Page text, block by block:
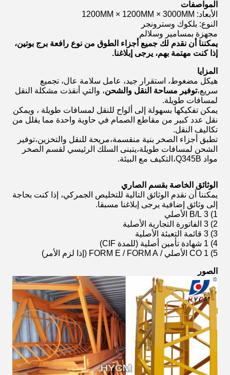
المواصفات
الأبعاد: 1200MM × 1200MM × 3000MM
النوع: بلكوك وسترونجر
مجهزة بمسامير وسلالم
يمكننا أن نقدم لك جميع أجزاء الطوق من نوع رافعة برج بوتين،
إذا كنت مهتمة بهم، يرجى إبلاغنا.
المزايا
هيكل مضغوط، استقرار جيد، عامل سلامة عال، تجميع
سريع،توفير مساحة النقل والشحن، والتي أنقذت مشكلة النقل
لمسافات طويلة.
يمكن تفكيكها بسهولة إلى ألواح للنقل لمسافات طويلة ، ويمكن
نقل عدد كبير من مقاطع الصمام في حاوية واحدة مما يقلل من
تكاليف النقل.
تطبق أجزاء الصخر بنية منقسمة،مريحة للنقل والتخزين،توفير
الشحن لمسافات طويلة،يتبنى السلك الرئيسي لقسم الصخر
مواد Q345B،التكيف مع البيئة.
الوثائق الخاصة بقسم الصاري
يمكننا أن نقدم الوثائق التالية للتخليص الجمركي، إذا كنت بحاجة
إلى وثائق إضافية يرجى إبلاغنا مسبقا.
1) 3 B/L الأصلي
2) 3 الفاتورة التجارية الأصلية
3) 3 قائمة التعبئة الأصلية
4) 1 شهادة تأمين أصلية (للمدة CIF)
5) 1 CO الأصلي / FORM E / FORM A (إذا لزم الأمر)
الصور